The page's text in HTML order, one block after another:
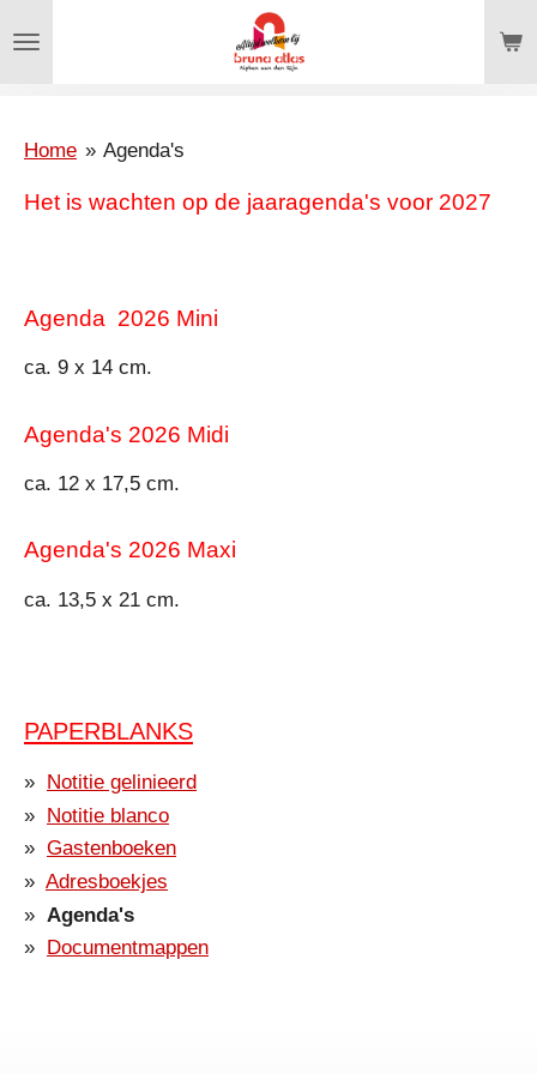
direct
hoofdinhoud
Home » Agenda's
Het is wachten op de jaaragenda's voor 2027
Agenda 2026 Mini
ca. 9 x 14 cm.
Agenda's 2026 Midi
ca. 12 x 17,5 cm.
Agenda's 2026 Maxi
ca. 13,5 x 21 cm.
PAPERBLANKS
Notitie gelinieerd
Notitie blanco
Gastenboeken
Adresboekjes
Agenda's
Documentmappen